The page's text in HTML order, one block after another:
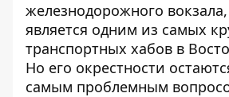
железнодорожного вокзала
является одним из самых
транспортных хабов в
Но его окрестности
самым проблемным